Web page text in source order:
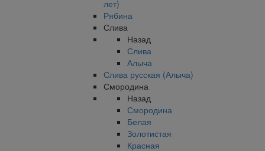
лет)
Рябина
Слива
Назад
Слива
Алыча
Слива русская (Алыча)
Смородина
Назад
Смородина
Белая
Золотистая
Красная